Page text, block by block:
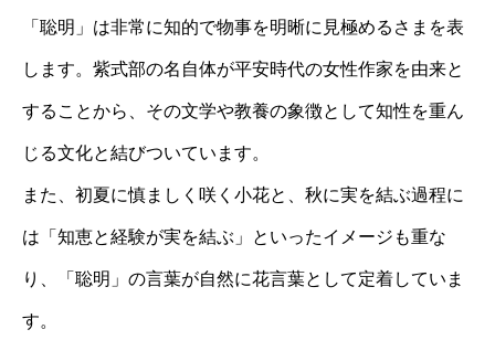
「聡明」は非常に知的で物事を明晰に見極めるさまを表
します。紫式部の名自体が平安時代の女性作家を由来と
することから、その文学や教養の象徴として知性を重ん
じる文化と結びついています。
また、初夏に慎ましく咲く小花と、秋に実を結ぶ過程に
は「知恵と経験が実を結ぶ」といったイメージも重な
り、「聡明」の言葉が自然に花言葉として定着していま
す。